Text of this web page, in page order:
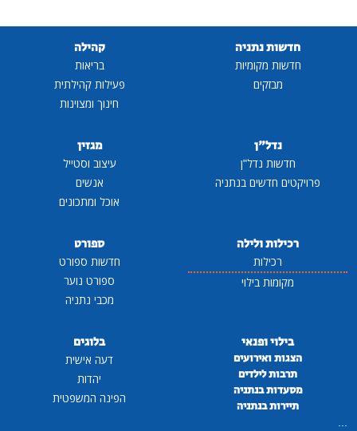
חדשות נתניה
חדשות מקומיות
מבזקים
קהילה
בריאות
פעילות קהילתית
חינוך ומצוינות
נדל"ן
חדשות נדל"ן
פרויקטים חדשים בנתניה
מגזין
עיצוב וסטייל
אנשים
אוכל ומתכונים
רכילות ולילה
רכילות
מקומות בילוי
ספורט
חדשות ספורט
ספורט נוער
מכבי נתניה
בילוי ופנאי
הצגות ואירועים
תרבות לילדים
מסעדות בנתניה
תיירות בנתניה
...
בלוגים
דעה אישית
יהדות
הפינה המשפטית